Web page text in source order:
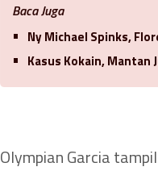
Baca Juga
Ny Michael Spinks,
Kasus Kokain, Mantan
Olympian Garcia